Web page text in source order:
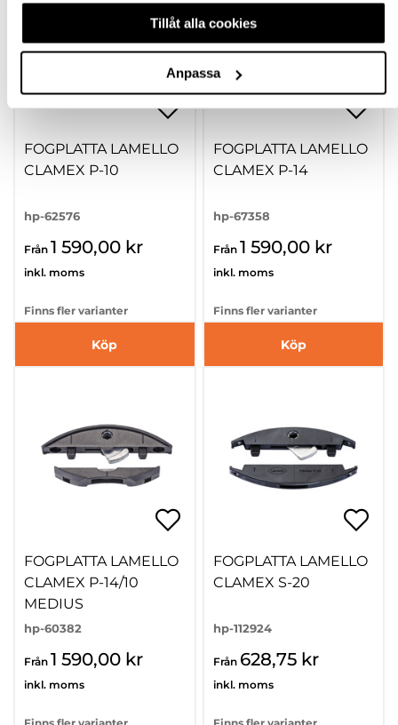
Tillåt alla cookies
Anpassa
FOGPLATTA LAMELLO
CLAMEX P-10
hp-62576
Från 1 590,00 kr
inkl. moms
Finns fler varianter
Köp
FOGPLATTA LAMELLO
CLAMEX P-14
hp-67358
Från 1 590,00 kr
inkl. moms
Finns fler varianter
Köp
FOGPLATTA LAMELLO
CLAMEX P-14/10
MEDIUS
hp-60382
Från 1 590,00 kr
inkl. moms
FOGPLATTA LAMELLO
CLAMEX S-20
hp-112924
Från 628,75 kr
inkl. moms